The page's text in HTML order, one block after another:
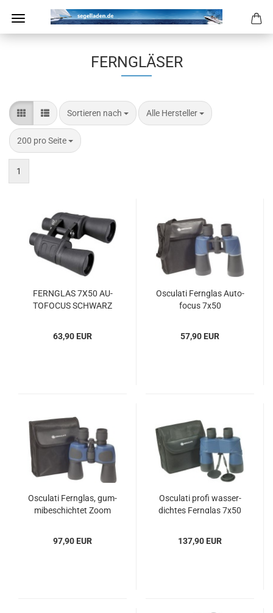
FERNGLÄSER
Sortieren nach
Sortieren nach Alle Hersteller
pro Seite
200 pro Seite
pro Seite
1
FERN­GLAS 7X50 AU­
TO­FO­CUS SCHWARZ
63,90 EUR
Os­cu­la­ti Fern­glas Au­to­
fo­cus 7x50
57,90 EUR
Os­cu­la­ti Fern­glas, gum­
mi­be­schich­tet Zoom
97,90 EUR
Os­cu­la­ti profi was­ser­
dich­tes Fern­glas 7x50
137,90 EUR